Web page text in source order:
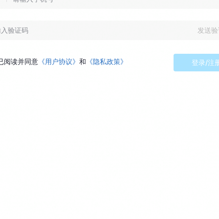
发送
阅读并同意 《用户协议》 和 《隐私政策》 登录/注